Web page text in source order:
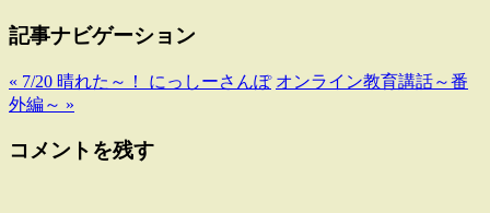
記事ナビゲーション
« 7/20 晴れた～！ にっしーさんぽ オンライン教育講話～番
外編～ »
コメントを残す